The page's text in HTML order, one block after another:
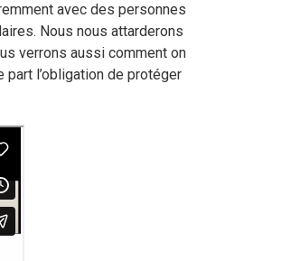
avec des personnes
Nous nous attarderons
verrons aussi comment on
part l’obligation de protéger